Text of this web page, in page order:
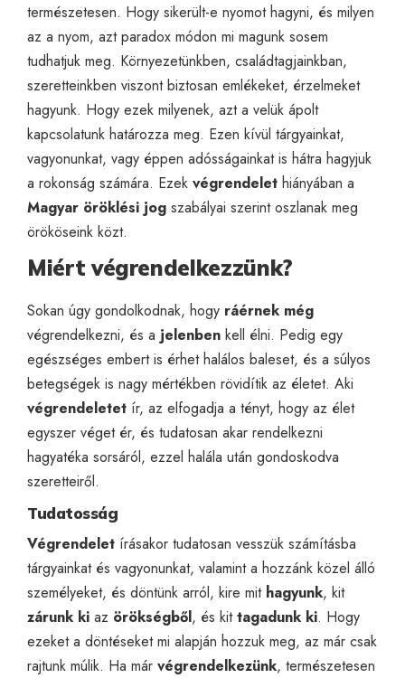
természetesen. Hogy sikerült-e nyomot hagyni, és milyen
az a nyom, azt paradox módon mi magunk sosem
tudhatjuk meg. Környezetünkben, családtagjainkban,
szeretteinkben viszont biztosan emlékeket, érzelmeket
hagyunk. Hogy ezek milyenek, azt a velük ápolt
kapcsolatunk határozza meg. Ezen kívül tárgyainkat,
vagyonunkat, vagy éppen adósságainkat is hátra hagyjuk
a rokonság számára. Ezek végrendelet hiányában a
Magyar öröklési jog szabályai szerint oszlanak meg
örököseink közt.
Miért végrendelkezzünk?
Sokan úgy gondolkodnak, hogy ráérnek még
végrendelkezni, és a jelenben kell élni. Pedig egy
egészséges embert is érhet halálos baleset, és a súlyos
betegségek is nagy mértékben rövidítik az életet. Aki
végrendeletet ír, az elfogadja a tényt, hogy az élet
egyszer véget ér, és tudatosan akar rendelkezni
hagyatéka sorsáról, ezzel halála után gondoskodva
szeretteiről.
Tudatosság
Végrendelet írásakor tudatosan vesszük számításba
tárgyainkat és vagyonunkat, valamint a hozzánk közel álló
személyeket, és döntünk arról, kire mit hagyunk, kit
zárunk ki az örökségből, és kittagadunk ki. Hogy
ezeket a döntéseket mi alapján hozzuk meg, az már csak
rajtunk múlik. Ha már végrendelkezünk, természetesen